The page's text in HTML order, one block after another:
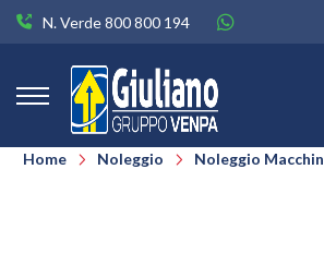
N. Verde 800 800 194
Home Noleggio Noleggio